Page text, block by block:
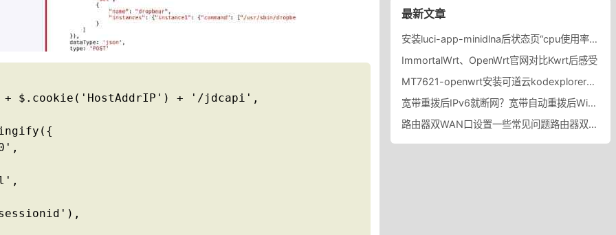
$.cookie('HostAddrIP') + '/jdcapi',
最新文章
安装luci-app-minidlna后状态页“cpu使用率“显示虚高，排除过程记录。
ImmortalWrt、OpenWrt官网对比Kwrt后感受
MT7621-openwrt安装可道云kodexplorer轻量化NAS
宽带重拨后IPv6就断网？宽带自动重拨后Win10的IPv6失效
路由器双WAN口设置一些常见问题路由器双WAN口设置踩坑